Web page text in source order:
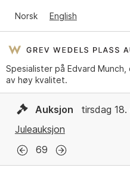
Norsk English
Spesialister på Edvard
av høy kvalitet.
Auksjon
tirsdag 18.
Juleauksjon
69